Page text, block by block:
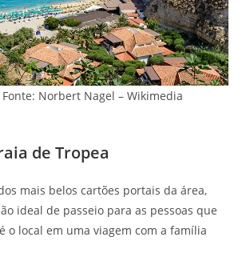
Norbert Nagel – Wikimedia
de Tropea
mais belos cartões portais da área,
ideal de passeio para as pessoas que
o local em uma viagem com a família